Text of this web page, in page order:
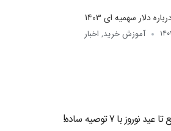
دلار سهمیه ای 1403
آموزش خرید, اخبار
نوروز با 7 توصیه ساده!